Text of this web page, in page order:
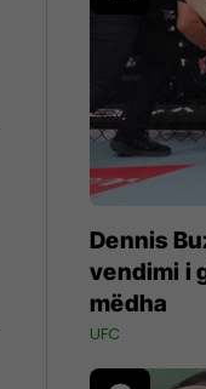
Dennis
vendimi i
mëdha
UFC